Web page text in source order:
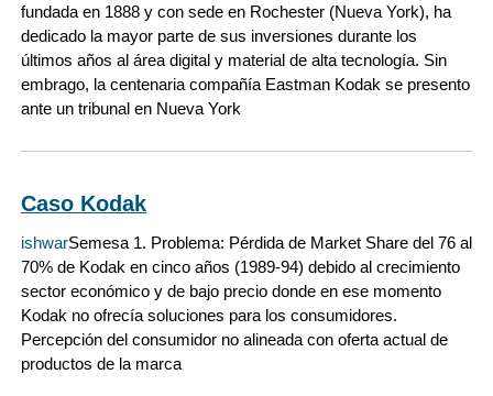
fundada en 1888 y con sede en Rochester (Nueva York), ha
dedicado la mayor parte de sus inversiones durante los
últimos años al área digital y material de alta tecnología. Sin
embrago, la centenaria compañía Eastman Kodak se presento
ante un tribunal en Nueva York
Caso Kodak
ishwarSemesa 1. Problema: Pérdida de Market Share del 76 al
70% de Kodak en cinco años (1989-94) debido al crecimiento
sector económico y de bajo precio donde en ese momento
Kodak no ofrecía soluciones para los consumidores.
Percepción del consumidor no alineada con oferta actual de
productos de la marca